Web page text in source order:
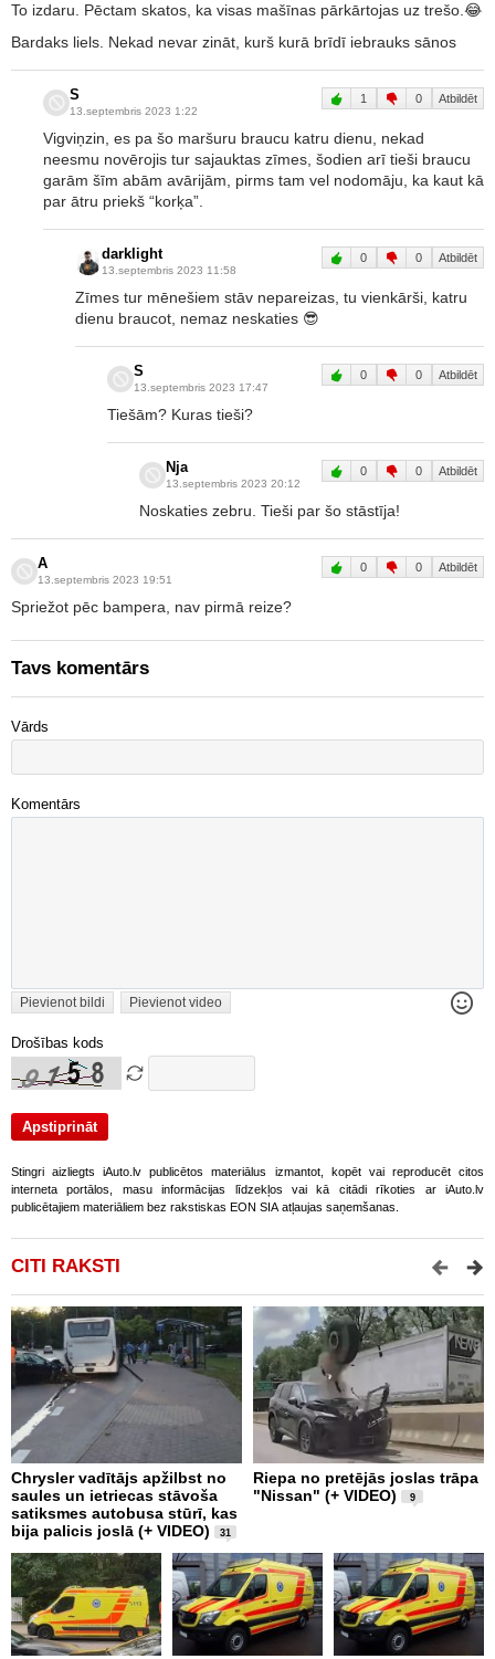
To izdaru. Pēctam skatos, ka visas mašīnas pārkārtojas uz trešo.😂
Bardaks liels. Nekad nevar zināt, kurš kurā brīdī iebrauks sānos
S
13.septembris 2023 1:22
1 0 Atbildēt
Vigviņzin, es pa šo maršuru braucu katru dienu, nekad
neesmu novērojis tur sajauktas zīmes, šodien arī tieši braucu
garām šīm abām avārijām, pirms tam vel nodomāju, ka kaut kā
par ātru priekš “korķa”.
darklight
13.septembris 2023 11:58
0 0 Atbildēt
Zīmes tur mēnešiem stāv nepareizas, tu vienkārši, katru
dienu braucot, nemaz neskaties 😎
S
13.septembris 2023 17:47
0 0 Atbildēt
Tiešām? Kuras tieši?
Nja
13.septembris 2023 20:12
0 0 Atbildēt
Noskaties zebru. Tieši par šo stāstīja!
A
13.septembris 2023 19:51
0 0 Atbildēt
Spriežot pēc bampera, nav pirmā reize?
Tavs komentārs
Vārds
Komentārs
Pievienot bildi Pievienot video
Drošības kods
Stingri aizliegts iAuto.lv publicētos materiālus izmantot, kopēt vai reproducēt citos
interneta portālos, masu informācijas līdzekļos vai kā citādi rīkoties ar iAuto.lv
publicētajiem materiāliem bez rakstiskas EON SIA atļaujas saņemšanas.
CITI RAKSTI
Chrysler vadītājs apžilbst no
saules un ietriecas stāvoša
satiksmes autobusa stūrī, kas
bija palicis joslā (+ VIDEO)
31
Riepa no pretējās joslas trāpa
"Nissan" (+ VIDEO)
9